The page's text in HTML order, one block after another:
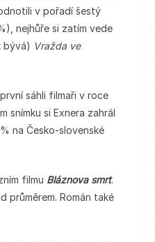
v pořadí šestý
nejhůře si zatím vede
bývá) Vražda ve
sáhli filmaři v roce
snímku si Exnera zahrál
na Česko-slovenské
filmu Bláznova smrt.
průměrem. Román také